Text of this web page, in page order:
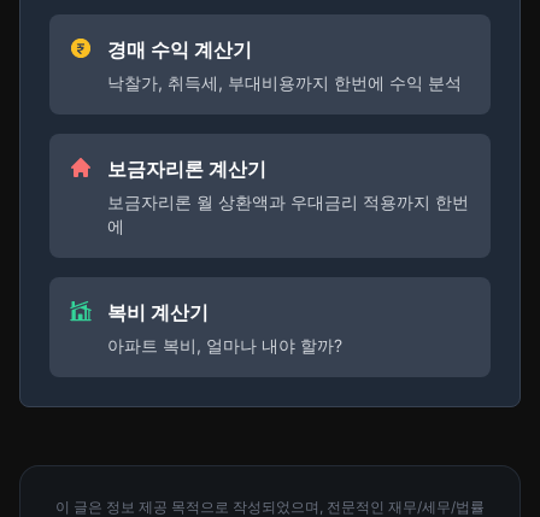
경매 수익 계산기
낙찰가, 취득세, 부대비용까지 한번에 수익 분석
보금자리론 계산기
보금자리론 월 상환액과 우대금리 적용까지 한번
에
복비 계산기
아파트 복비, 얼마나 내야 할까?
이 글은 정보 제공 목적으로 작성되었으며, 전문적인 재무/세무/법률